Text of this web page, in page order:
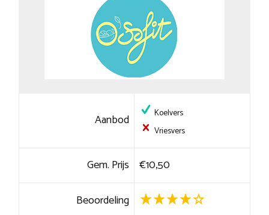
Aanbod
Koelvers
Vriesvers
Gem. Prijs €10,50
Beoordeling